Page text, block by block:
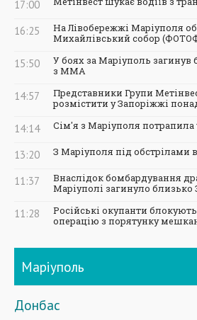
17:00
16:25
На Лівобережжі Маріуполя
Михайлівський собор
15:50
У боях за Маріуполь загинув
з ММА
14:57
Представники Групи
розмістити у Запоріжжі
14:14 Сім'я з Маріуполя
13:20 З Маріуполя під обстрілами
11:37
Внаслідок бомбардування
Маріуполі загинуло
11:28
Російські окупанти
операцію з порятунку
Маріуполь
Донбас